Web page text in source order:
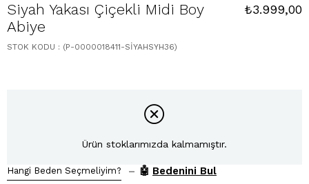
Siyah Yakası Çiçekli Midi Boy
Abiye
₺3.999,00
STOK KODU (P-0000018411-SİYAHSYH36)
Ürün stoklarımızda kalmamıştır.
Hangi Beden Seçmeliyim? – 🤖 Bedenini Bul